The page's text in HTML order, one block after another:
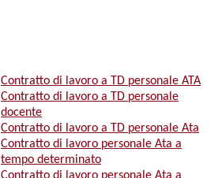
Contratto di lavoro a TD personale ATA
Contratto di lavoro a TD personale
docente
Contratto di lavoro a TD personale Ata
Contratto di lavoro personale Ata a
tempo determinato